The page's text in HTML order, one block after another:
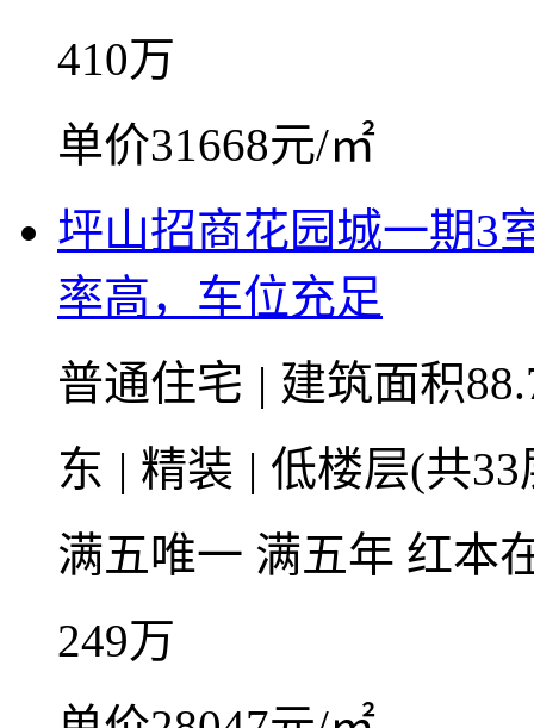
410万
单价31668元/㎡
坪山招商花园城一期3
率高，车位充足
普通住宅 | 建筑面积
东 | 精装 | 低楼层(共
满五唯一 满五年 红本
249万